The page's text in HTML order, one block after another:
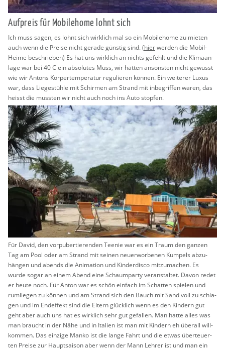
Auf­preis für Mo­bi­le­home lohnt sich
Ich muss sagen, es lohnt sich wirk­lich mal so ein Mo­bi­le­home zu mie­ten
auch wenn die Prei­se nicht ge­ra­de güns­tig sind. (hierwer­den die Mobil-
Heime be­schrie­ben) Es hat uns wirk­lich an nichts ge­fehlt und die Kli­ma­an­
la­ge war bei 40 C ein ab­so­lu­tes Muss, wir hät­ten an­sons­ten nicht ge­wusst
wie wir An­tons Kör­per­tem­pe­ra­tur re­gu­lie­ren kön­nen. Ein wei­te­rer Luxus
war, dass Lie­ge­stüh­le mit Schir­men am Strand mit in­be­grif­fen waren, das
heisst die muss­ten wir nicht auch noch ins Auto stop­fen.
Für David, den vor­pu­ber­tie­ren­den Tee­nie war es ein Traum den gan­zen
Tag am Pool oder am Strand mit sei­nen neu­erwor­be­nen Kum­pels ab­zu­
hän­gen und abends die Ani­ma­ti­on und Kin­der­dis­co mit­zu­ma­chen. Es
wurde sogar an einem Abend eine Schaum­par­ty ver­an­stal­tet. Davon redet
er heute noch. Für Anton war es schön ein­fach im Schat­ten spie­len und
rum­lie­gen zu kön­nen und am Strand sich den Bauch mit Sand voll zu schla­
gen und im End­ef­fekt sind die El­tern glück­lich wenn es den Kin­dern gut
geht aber auch uns hat es wirk­lich sehr gut ge­fal­len. Man hatte alles was
man braucht in der Nähe und in Ita­li­en ist man mit Kin­dern eh über­all will­
kom­men. Das ein­zi­ge Manko ist die lange Fahrt und die etwas über­teu­er­
ten Prei­se zur Haupt­sai­son aber wenn der Mann Leh­rer ist und man ein